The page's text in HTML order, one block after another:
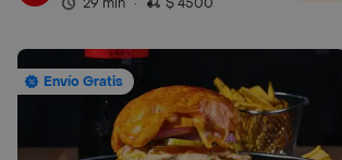
Envío Gratis